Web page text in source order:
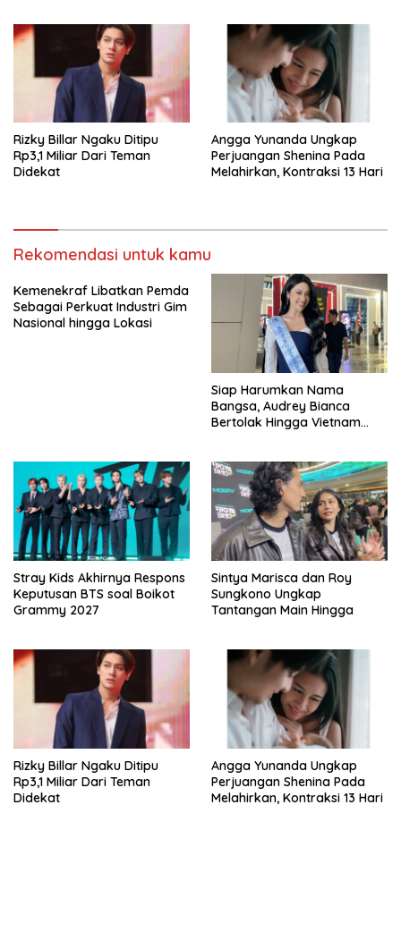
Rizky Billar Ngaku Ditipu
Rp3,1 Miliar Dari Teman
Didekat
Angga Yunanda Ungkap
Perjuangan Shenina Pada
Melahirkan, Kontraksi 13 Hari
Rekomendasi untuk kamu
Kemenekraf Libatkan Pemda
Sebagai Perkuat Industri Gim
Nasional hingga Lokasi
Siap Harumkan Nama
Bangsa, Audrey Bianca
Bertolak Hingga Vietnam
Stray Kids Akhirnya Respons
Keputusan BTS soal Boikot
Grammy 2027
Sintya Marisca dan Roy
Sungkono Ungkap
Tantangan Main Hingga
Rizky Billar Ngaku Ditipu
Rp3,1 Miliar Dari Teman
Didekat
Angga Yunanda Ungkap
Perjuangan Shenina Pada
Melahirkan, Kontraksi 13 Hari